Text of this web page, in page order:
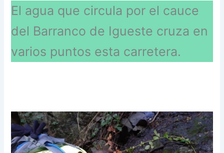
El agua que circula por el cauce
del Barranco de Igueste cruza en
varios puntos esta carretera.